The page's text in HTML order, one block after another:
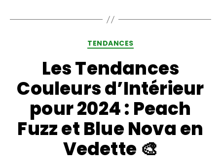
TENDANCES
Les Tendances
Couleurs d’Intérieur
pour 2024 : Peach
Fuzz et Blue Nova en
Vedette 🎨